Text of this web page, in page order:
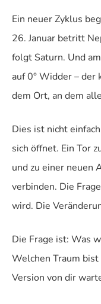
Ein neuer Zyklus
26. Januar betritt
folgt Saturn. Und
auf 0° Widder – der
dem Ort, an dem
Dies ist nicht
sich öffnet. Ein Tor
und zu einer neuen
verbinden. Die
wird. Die
Die Frage ist: Was
Welchen Traum
Version von dir